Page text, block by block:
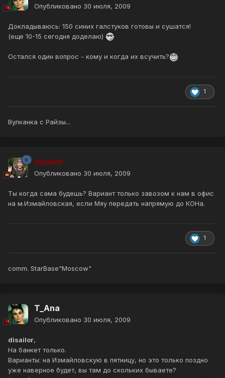
Опубликовано 30 июля, 2009
Докладываюсь: 150 синих галстуков готовы и сушатся!
(еще 10-15 сегодня доделаю)
Остался один вопрос - кому и когда их всучить?
1
Вулканка с Райзы...
disailor
Опубликовано 30 июля, 2009
Ты когда сама будешь? Вариант только завозом к нам в офис
на м.Измайловская, если Мяу передать напрямую до КОНа.
1
comm. StarBase"Moscow"
T_Ana
Опубликовано 30 июля, 2009
disailor,
На банкет только.
Варианты: на Измайловскую в пятницу, но это только поздно
уже наверное будет, вы там до скольких бываете?